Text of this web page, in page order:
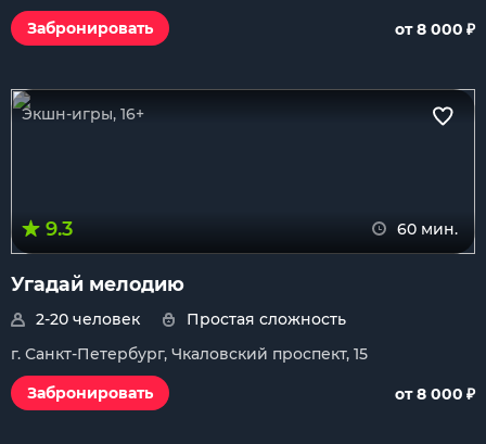
Забронировать
от 8 000 ₽
Экшн-игры, 16+
9.3 60 мин.
Угадай мелодию
2-20 человек
Простая сложность
г. Санкт-Петербург, Чкаловский проспект, 15
Забронировать
от 8 000 ₽